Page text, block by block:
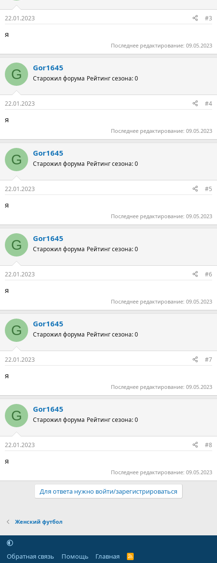
22.01.2023 #3
я
Последнее редактирование: 09.05.2023
G Gor1645
Старожил форума Рейтинг сезона: 0
22.01.2023 #4
я
Последнее редактирование: 09.05.2023
G Gor1645
Старожил форума Рейтинг сезона: 0
22.01.2023 #5
я
Последнее редактирование: 09.05.2023
G Gor1645
Старожил форума Рейтинг сезона: 0
22.01.2023 #6
я
Последнее редактирование: 09.05.2023
G Gor1645
Старожил форума Рейтинг сезона: 0
22.01.2023 #7
я
Последнее редактирование: 09.05.2023
G Gor1645
Старожил форума Рейтинг сезона: 0
22.01.2023 #8
я
Последнее редактирование: 09.05.2023
Для ответа нужно войти/зарегистрироваться
Женский футбол
Обратная связь Помощь Главная
R